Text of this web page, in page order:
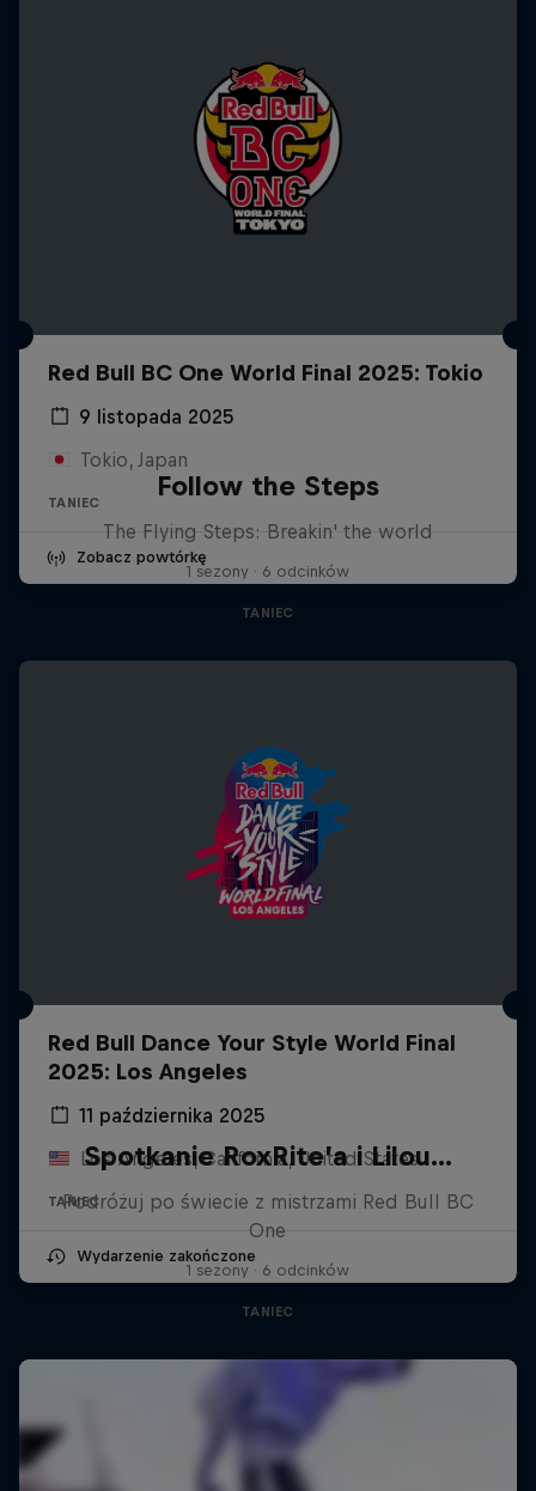
Red Bull BC One World Final 2025: Tokio
9 listopada 2025
Tokio, Japan
TANIEC
Zobacz powtórkę
Follow the Steps
The Flying Steps: Breakin' the world
1 sezony · 6 odcinków
TANIEC
Red Bull Dance Your Style World Final
2025: Los Angeles
11 października 2025
Los Angeles, California, United States
TANIEC
Wydarzenie zakończone
Spotkanie RoxRite’a i Lilou...
Podróżuj po świecie z mistrzami Red Bull BC
One
1 sezony · 6 odcinków
TANIEC